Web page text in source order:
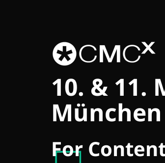
CMCX
10. & 11.
München
For